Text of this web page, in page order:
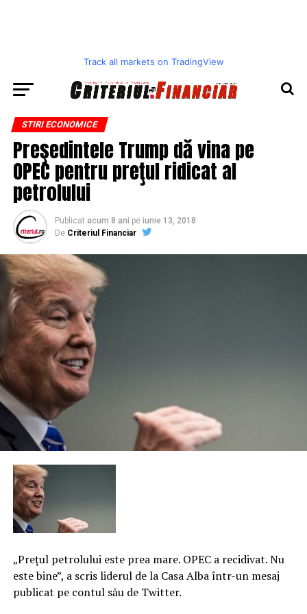
Track all markets on TradingView
STIRI ECONOMICE
Preşedintele Trump dă vina pe
OPEC pentru preţul ridicat al
petrolului
Publicat acum 8 ani pe iunie 13, 2018
De Criteriul Financiar
„Preţul petrolului este prea mare. OPEC a recidivat. Nu
este bine”, a scris liderul de la Casa Alba într-un mesaj
publicat pe contul său de Twitter.